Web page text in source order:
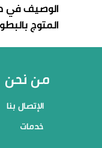
الوصيف في
المتوج
من نحن
الإتصال بنا
خدمات